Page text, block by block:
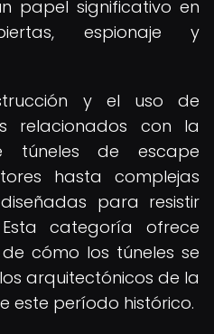
papel significativo en
espionaje y
y el uso de
relacionados con la
túneles de escape
hasta complejas
para resistir
categoría ofrece
cómo los túneles se
arquitectónicos de la
este período histórico.